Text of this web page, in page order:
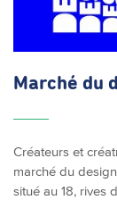
Marché du
Créateurs et
marché du
situé au 18, rives